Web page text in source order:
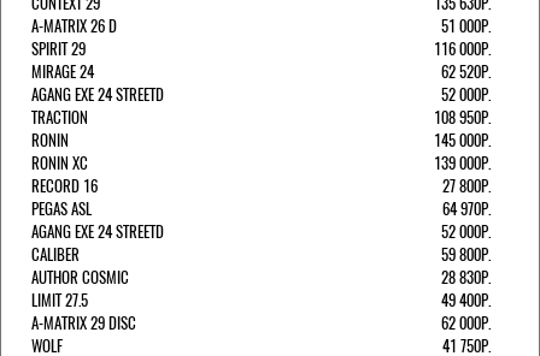
A-MATRIX 26 D
51 000Р.
SPIRIT 29
116 000Р.
MIRAGE 24
62 520Р.
AGANG EXE 24 STREETD
52 000Р.
TRACTION
108 950Р.
RONIN
145 000Р.
RONIN XC
139 000Р.
RECORD 16
27 800Р.
PEGAS ASL
64 970Р.
AGANG EXE 24 STREETD
52 000Р.
CALIBER
59 800Р.
AUTHOR COSMIC
28 830Р.
LIMIT 27.5
49 400Р.
A-MATRIX 29 DISC
62 000Р.
WOLF
41 750Р.